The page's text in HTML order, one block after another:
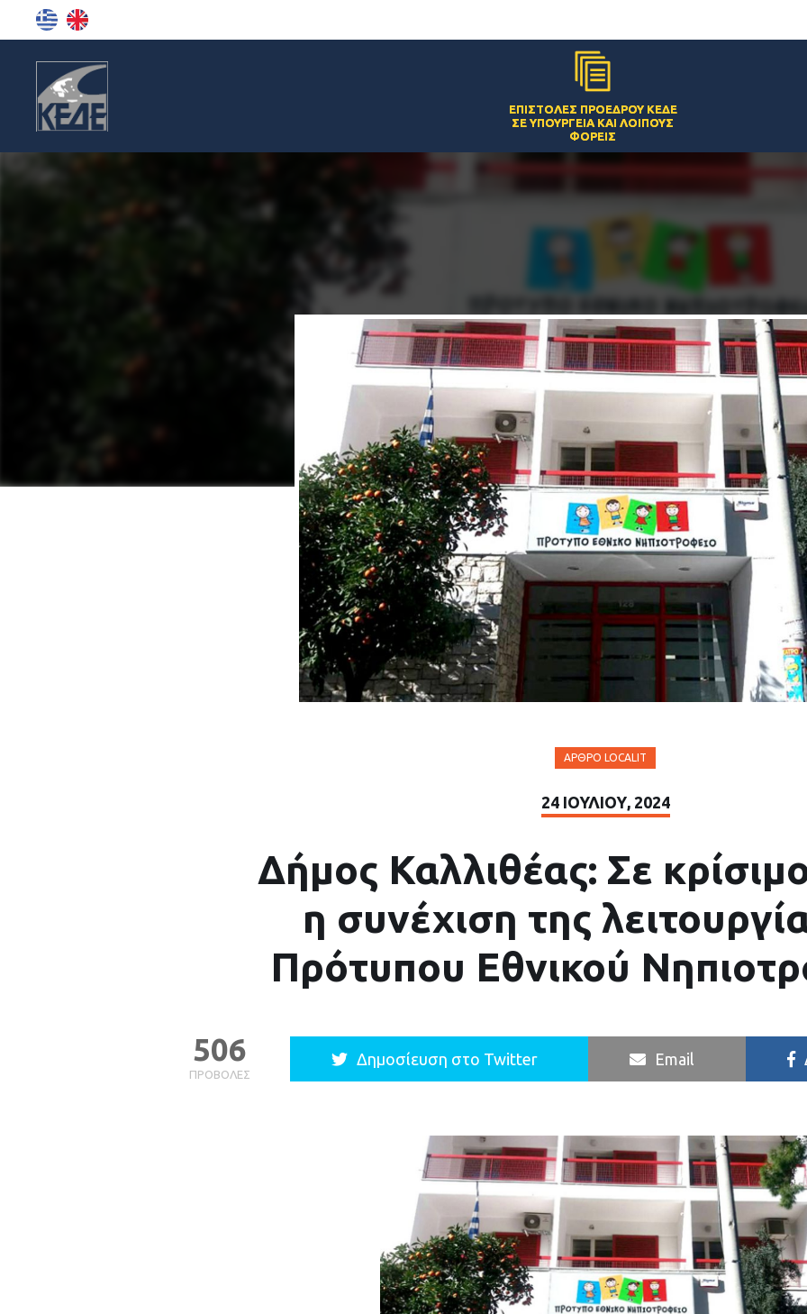
ΕΠΙΣΤΟΛΈΣ ΠΡΟΈΔΡΟΥ ΚΕΔΕ
ΣΕ ΥΠΟΥΡΓΕΊΑ ΚΑΙ ΛΟΙΠΟΎΣ
ΦΟΡΕΊΣ
ΆΡΘΡΟ LOCALIT
24 ΙΟΥΛΊΟΥ, 2024
Δήμος Καλλιθέας: Σε
η συνέχιση της
Πρότυπου Εθνικού
ΠΡΟΒΟΛΈΣ
506 Δημοσίευση στο Twitter Email